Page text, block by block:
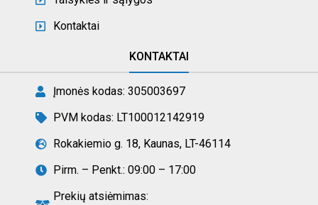
Kontaktai
KONTAKTAI
Įmonės kodas: 305003697
PVM kodas: LT100012142919
Rokakiemio g. 18, Kaunas, LT-46114
Pirm. – Penkt.: 09:00 – 17:00
Prekių atsiėmimas: